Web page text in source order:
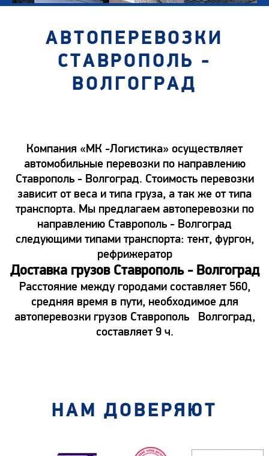
АВТОПЕРЕВОЗКИ
СТАВРОПОЛЬ -
ВОЛГОГРАД
Компания «МК -Логистика» осуществляет
автомобильные перевозки по направлению
Ставрополь - Волгоград. Стоимость перевозки
зависит от веса и типа груза, а так же от типа
транспорта. Мы предлагаем автоперевозки по
направлению Ставрополь - Волгоград
следующими типами транспорта: тент, фургон,
рефрижератор
Доставка грузов Ставрополь - Волгоград
Расстояние между городами составляет 560,
средняя время в пути, необходимое для
автоперевозки грузов Ставрополь Волгоград,
составляет 9 ч.
НАМ ДОВЕРЯЮТ